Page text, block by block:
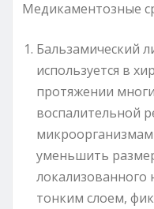
Медикаментозные
Бальзамический
используется в
протяжении
воспалительной
уменьшить
локализованного
тонким слоем,